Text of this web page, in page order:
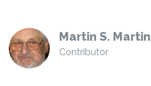
Martin S. Martin
Contributor